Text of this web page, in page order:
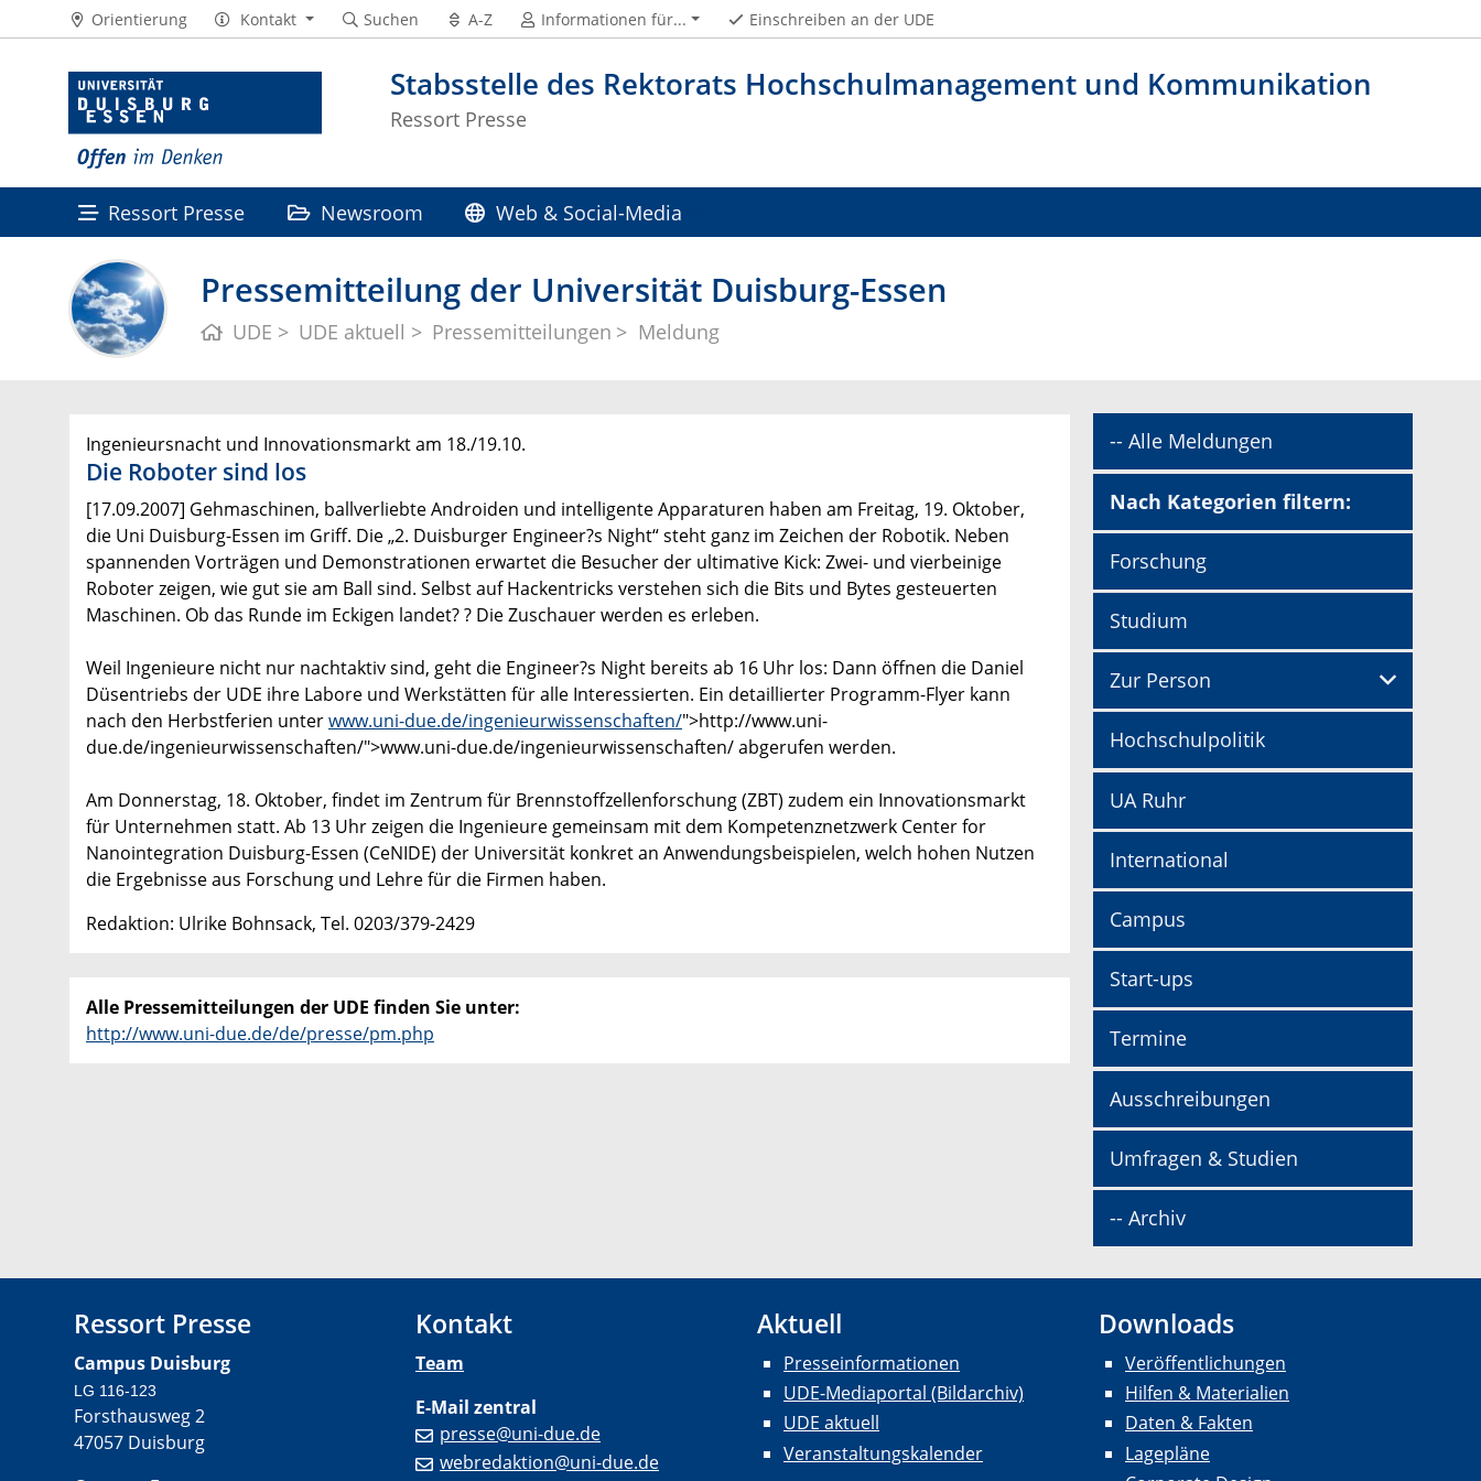
Stabsstelle des Rektorats Hochschulmanagement und Kommunikation
Ressort Presse
Orientierung Kontakt Suchen A-Z Informationen für... Einschreiben an der UDE
Ressort Presse Newsroom Web & Social-Media
Pressemitteilung der Universität Duisburg-Essen
UDE UDE aktuell Pressemitteilungen Meldung
Ingenieursnacht und Innovationsmarkt am 18./19.10.
Die Roboter sind los
[17.09.2007] Gehmaschinen, ballverliebte Androiden und intelligente Apparaturen haben am Freitag, 19. Oktober,
die Uni Duisburg-Essen im Griff. Die „2. Duisburger Engineer?s Night“ steht ganz im Zeichen der Robotik. Neben
spannenden Vorträgen und Demonstrationen erwartet die Besucher der ultimative Kick: Zwei- und vierbeinige
Roboter zeigen, wie gut sie am Ball sind. Selbst auf Hackentricks verstehen sich die Bits und Bytes gesteuerten
Maschinen. Ob das Runde im Eckigen landet? ? Die Zuschauer werden es erleben.
Weil Ingenieure nicht nur nachtaktiv sind, geht die Engineer?s Night bereits ab 16 Uhr los: Dann öffnen die Daniel
Düsentriebs der UDE ihre Labore und Werkstätten für alle Interessierten. Ein detaillierter Programm-Flyer kann
nach den Herbstferien unterwww.uni-due.de/ingenieurwissenschaften/">http://www.uni-
due.de/ingenieurwissenschaften/">www.uni-due.de/ingenieurwissenschaften/ abgerufen werden.
Am Donnerstag, 18. Oktober, findet im Zentrum für Brennstoffzellenforschung (ZBT) zudem ein Innovationsmarkt
für Unternehmen statt. Ab 13 Uhr zeigen die Ingenieure gemeinsam mit dem Kompetenznetzwerk Center for
Nanointegration Duisburg-Essen (CeNIDE) der Universität konkret an Anwendungsbeispielen, welch hohen Nutzen
die Ergebnisse aus Forschung und Lehre für die Firmen haben.
Redaktion: Ulrike Bohnsack, Tel. 0203/379-2429
Alle Pressemitteilungen der UDE finden Sie unter:
http://www.uni-due.de/de/presse/pm.php
-- Alle Meldungen
Nach Kategorien filtern:
Forschung
Studium
Zur Person
Hochschulpolitik
UA Ruhr
International
Campus
Start-ups
Termine
Ausschreibungen
Umfragen & Studien
-- Archiv
Ressort Presse
Campus Duisburg
LG 116-123
Forsthausweg 2
47057 Duisburg
Kontakt
Team
E-Mail zentral
presse@uni-due.de
webredaktion@uni-due.de
Aktuell
Presseinformationen
UDE-Mediaportal (Bildarchiv)
UDE aktuell
Veranstaltungskalender
Downloads
Veröffentlichungen
Hilfen & Materialien
Daten & Fakten
Lagepläne